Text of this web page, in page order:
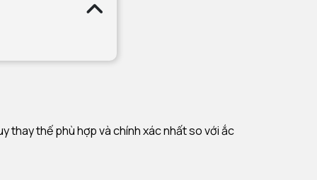
thay thế phù hợp và chính xác nhất so với ắc